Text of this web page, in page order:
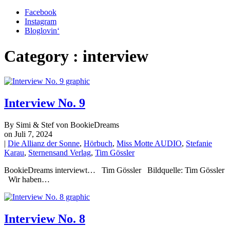
Facebook
Instagram
Bloglovin‘
Category : interview
Interview No. 9
By Simi & Stef von BookieDreams
on Juli 7, 2024
| Die Allianz der Sonne, Hörbuch, Miss Motte AUDIO, Stefanie
Karau, Sternensand Verlag, Tim Gössler
BookieDreams interviewt… Tim Gössler Bildquelle: Tim Gössler
Wir haben…
Interview No. 8